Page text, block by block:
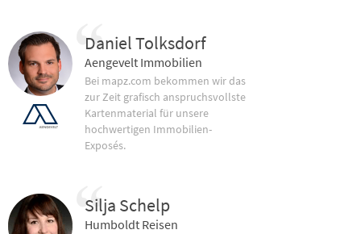
Daniel Tolksdorf
Aengevelt Immobilien
Bei mapz.com bekommen wir das
zur Zeit grafisch anspruchsvollste
Kartenmaterial für unsere
hochwertigen Immobilien-
Exposés.
Silja Schelp
Humboldt Reisen